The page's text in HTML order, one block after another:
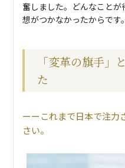
奮しました。どんなこと
想がつかなかったからです。
「変革の旗手」
た
これまで日本で注力
さい。